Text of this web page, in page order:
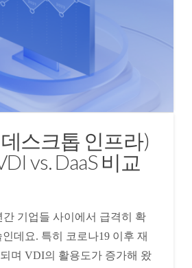
스크톱 인프라)
vs. DaaS 비교
기업들 사이에서 급격히 확
데요. 특히 코로나19 이후 재
며 VDI의 활용도가 증가해 왔